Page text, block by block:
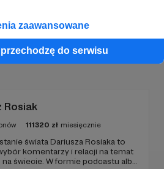
zaawansowane
do serwisu
Rosiak
111320 zł miesięcznie
świata Dariusza Rosiaka to
komentarzy i relacji na temat
świecie. W formie podcastu albo